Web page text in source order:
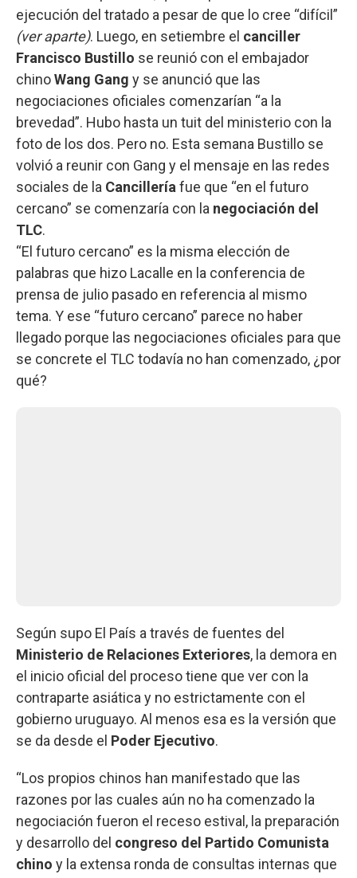
ejecución del tratado a pesar de que lo cree “difícil”
(ver aparte). Luego, en setiembre el canciller
Francisco Bustillo se reunió con el embajador
chinoWang Gang y se anunció que las
negociaciones oficiales comenzarían “a la
brevedad”. Hubo hasta un tuit del ministerio con la
foto de los dos. Pero no. Esta semana Bustillo se
volvió a reunir con Gang y el mensaje en las redes
sociales de la Cancillería fue que “en el futuro
cercano” se comenzaría con la negociación del
TLC.
“El futuro cercano” es la misma elección de
palabras que hizo Lacalle en la conferencia de
prensa de julio pasado en referencia al mismo
tema. Y ese “futuro cercano” parece no haber
llegado porque las negociaciones oficiales para que
se concrete el TLC todavía no han comenzado, ¿por
qué?
Según supo El País a través de fuentes del
Ministerio de Relaciones Exteriores, la demora en
el inicio oficial del proceso tiene que ver con la
contraparte asiática y no estrictamente con el
gobierno uruguayo. Al menos esa es la versión que
se da desde el Poder Ejecutivo.
“Los propios chinos han manifestado que las
razones por las cuales aún no ha comenzado la
negociación fueron el receso estival, la preparación
y desarrollo del congreso del Partido Comunista
chino y la extensa ronda de consultas internas que